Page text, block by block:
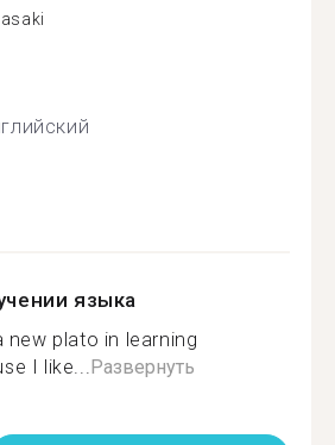
языка
new plato in learning
I like...Развернуть